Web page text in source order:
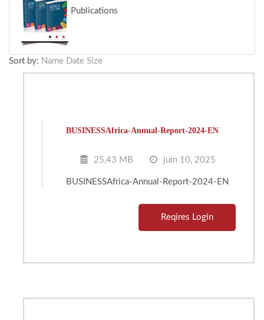
Publications
Sort by: Name Date Size
BUSINESSAfrica-Annual-Report-2024-EN
25,43 MB juin 10, 2025
BUSINESSAfrica-Annual-Report-2024-EN
Reqires Login